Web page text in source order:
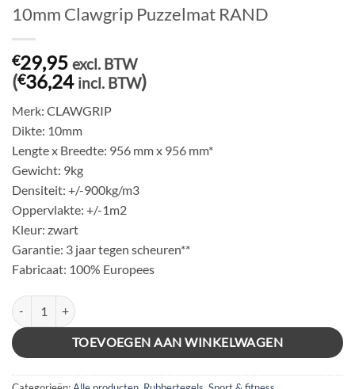
10mm Clawgrip Puzzelmat RAND
€29,95 excl. BTW
(€36,24 incl. BTW)
Merk: CLAWGRIP
Dikte: 10mm
Lengte x Breedte: 956 mm x 956 mm*
Gewicht: 9kg
Densiteit: +/-900kg/m3
Oppervlakte: +/-1m2
Kleur: zwart
Garantie: 3 jaar tegen scheuren**
Fabricaat: 100% Europees
10mm Clawgrip Puzzelmat RAND aantal
TOEVOEGEN AAN WINKELWAGEN